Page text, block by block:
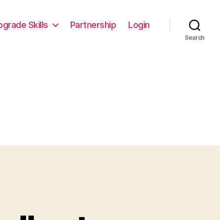
Skills Partnership Login
Search